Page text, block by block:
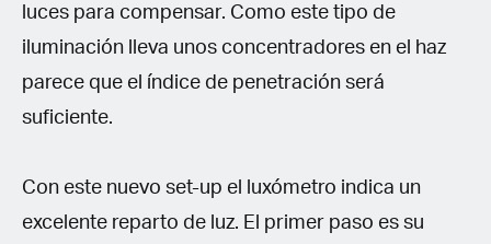
luces para compensar. Como este tipo de
iluminación lleva unos concentradores en el haz
parece que el índice de penetración será
suficiente.
Con este nuevo set-up el luxómetro indica un
excelente reparto de luz. El primer paso es su